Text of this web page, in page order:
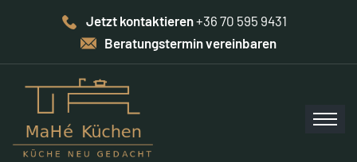
Jetzt kontaktieren+36 70 595 9431
Beratungstermin vereinbaren